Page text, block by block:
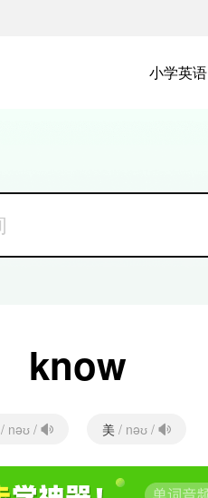
小学英语
know
/ nəʊ / 美 / nəʊ /